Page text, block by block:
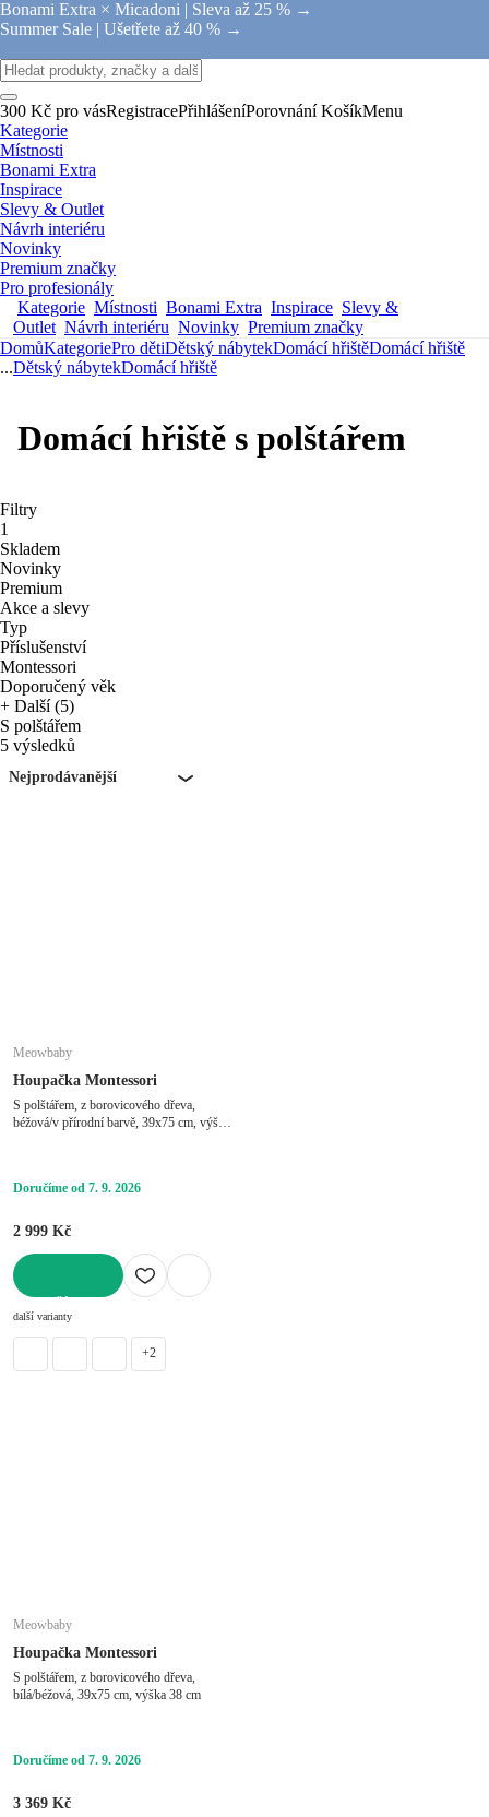
Bonami Extra × Micadoni | Sleva až 25 % →
Summer Sale | Ušetřete až 40 % →
300 Kč pro vásRegistracePřihlášeníPorovnání KošíkMenu
Kategorie
Místnosti
Bonami Extra
Inspirace
Slevy & Outlet
Návrh interiéru
Novinky
Premium značky
Pro profesionály
Kategorie Místnosti Bonami Extra Inspirace Slevy &
Outlet Návrh interiéru Novinky Premium značky
DomůKategoriePro dětiDětský nábytekDomácí hřištěDomácí hřiště
...Dětský nábytekDomácí hřiště
Domácí hřiště s polštářem
Filtry
1
Skladem
Novinky
Premium
Akce a slevy
Typ
Příslušenství
Montessori
Doporučený věk
+ Další (5)
S polštářem
5 výsledků
Nejprodávanější
Meowbaby
Houpačka Montessori
S polštářem, z borovicového dřeva,
béžová/v přírodní barvě, 39x75 cm, výška
Doručíme od 7. 9. 2026
2 999 Kč
další varianty
+2
Meowbaby
Houpačka Montessori
S polštářem, z borovicového dřeva,
bílá/béžová, 39x75 cm, výška 38 cm
Doručíme od 7. 9. 2026
3 369 Kč